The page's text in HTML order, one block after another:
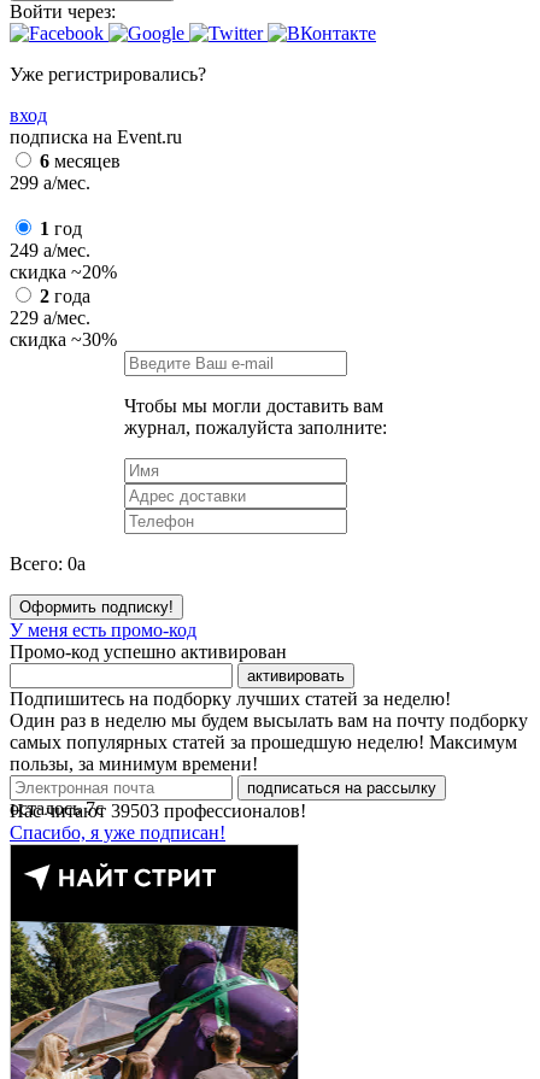
Войти через:
Уже регистрировались?
вход
подписка на Event.ru
6 месяцев
299 a/мес.
1 год
249 a/мес.
скидка ~20%
2 года
229 a/мес.
скидка ~30%
Чтобы мы могли доставить вам
журнал, пожалуйста заполните:
Всего: 0a
Оформить подписку!
У меня есть промо-код
Промо-код успешно активирован
активировать
Подпишитесь на подборку лучших статей за неделю!
Один раз в неделю мы будем высылать вам на почту подборку
самых популярных статей за прошедшую неделю! Максимум
пользы, за минимум времени!
подписаться на рассылку
Нас читают 39503 профессионалов!
Спасибо, я уже подписан!
осталось7с